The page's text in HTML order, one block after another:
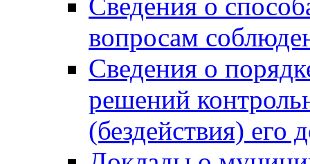
Сведения о
вопросам
Сведения о
решений
(бездействия)